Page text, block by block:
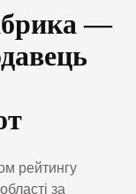
—
рейтингу
за